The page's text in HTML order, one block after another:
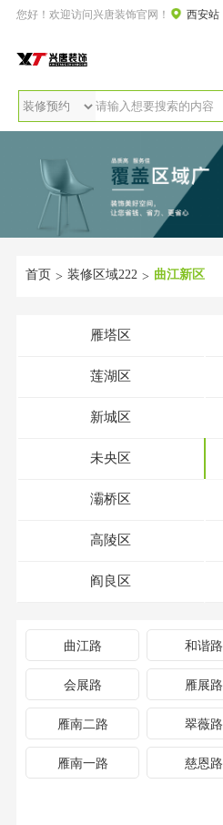
您好！欢迎访问兴唐装饰官网！ 西安站
首页 > 装修区域222 > 曲江新区
雁塔区
莲湖区
新城区
未央区
灞桥区
高陵区
阎良区
曲江路 和谐路
会展路 雁展路
雁南二路 翠薇路
雁南一路 慈恩路